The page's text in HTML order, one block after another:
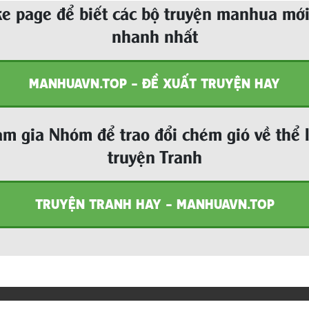
page để biết các bộ truyện manhua
nhanh nhất
MANHUAVN.TOP - ĐỀ XUẤT TRUYỆN HAY
gia Nhóm để trao đổi chém gió về thể
truyện Tranh
TRUYỆN TRANH HAY - MANHUAVN.TOP